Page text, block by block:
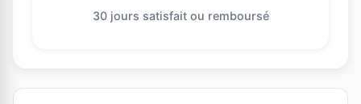
30 jours satisfait ou remboursé